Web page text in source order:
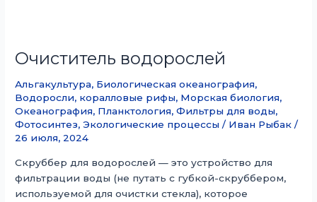
Очиститель водорослей
Альгакультура, Биологическая океанография,
Водоросли, коралловые рифы, Морская биология,
Океанография, Планктология,Фильтры для воды,
Фотосинтез,Экологические процессы / Иван Рыбак/
26 июля, 2024
Скруббер для водорослей — это устройство для
фильтрации воды (не путать с губкой-скруббером,
используемой для очистки стекла), которое